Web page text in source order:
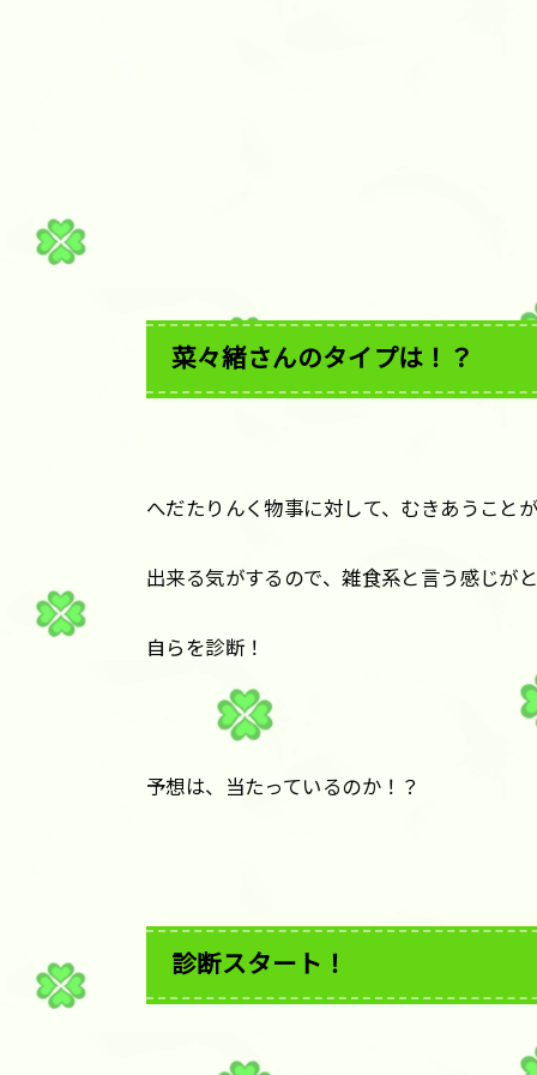
菜々緒さんのタイプは！？
へだたりんく物事に対して、むきあうこと
出来る気がするので、雑食系と言う感じが
自らを診断！
予想は、当たっているのか！？
診断スタート！